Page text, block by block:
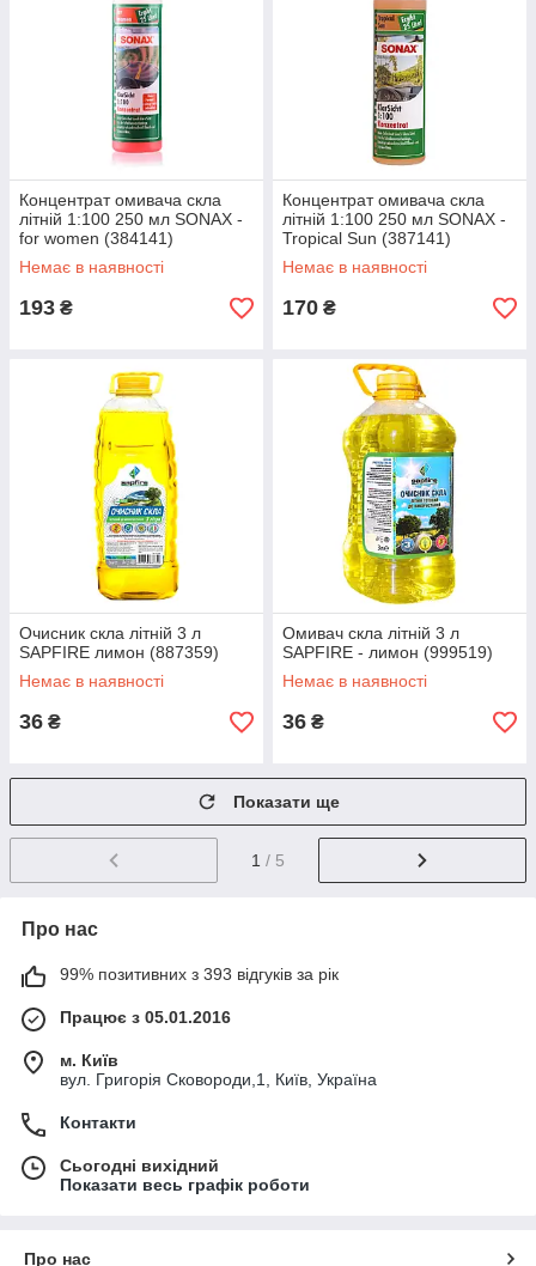
Концентрат омивача скла
літній 1:100 250 мл SONAX -
for women (384141)
Немає в наявності
193 ₴
Концентрат омивача скла
літній 1:100 250 мл SONAX -
Tropical Sun (387141)
Немає в наявності
170 ₴
Очисник скла літній 3 л
SAPFIRE лимон (887359)
Немає в наявності
36 ₴
Омивач скла літній 3 л
SAPFIRE - лимон (999519)
Немає в наявності
36 ₴
Показати ще
1 / 5
Про нас
99% позитивних з 393 відгуків за рік
Працює з 05.01.2016
м. Київ
вул. Григорія Сковороди,1, Київ, Україна
Контакти
Сьогодні вихідний
Показати весь графік роботи
Про нас